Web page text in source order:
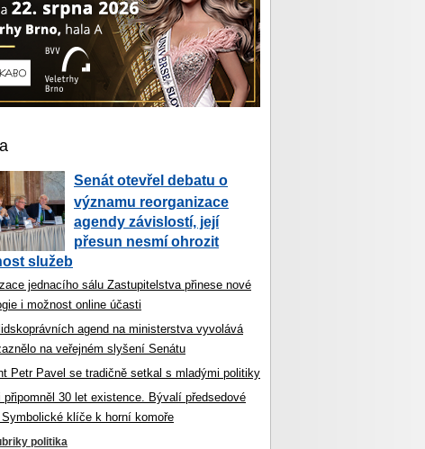
Senát otevřel debatu o
významu reorganizace
agendy závislostí, její
přesun nesmí ohrozit
služeb
jednacího sálu Zastupitelstva přinese nové
i možnost online účasti
agend na ministerstva vyvolává
na veřejném slyšení Senátu
Petr Pavel se tradičně setkal s mladými politiky
připomněl 30 let existence. Bývalí předsedové
klíče k horní komoře
politika